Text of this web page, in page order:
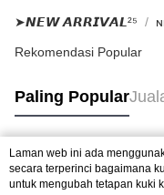
➤𝙉𝙀𝙒 𝘼𝙍𝙍𝙄𝙑𝘼𝙇²⁵
Rekomendasi Popular
Paling Popular
Tag Popular
Laman web ini ada
secara terperinci bagaimana
untuk mengubah tetapan kuki